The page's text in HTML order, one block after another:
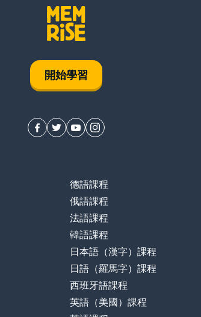
開始學習
德語課程
俄語課程
法語課程
韓語課程
日本語（漢字）課程
日語（羅馬字）課程
西班牙語課程
英語（美國）課程